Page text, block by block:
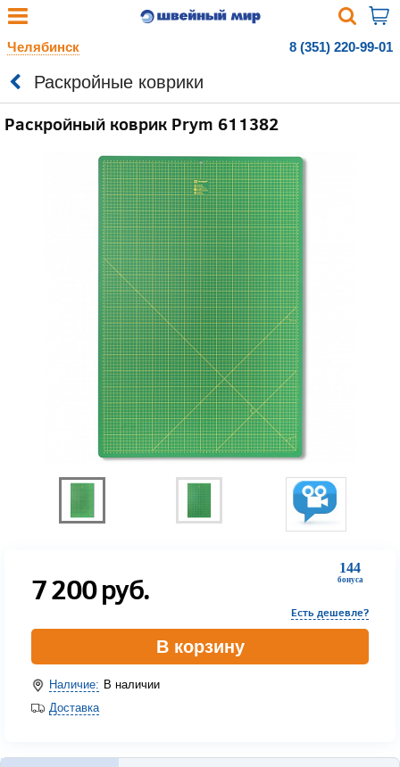
Челябинск 8 (351) 220-99-01
Раскройные коврики
Раскройный коврик Prym 611382
144
бонуса
7 200руб.
Есть дешевле?
В корзину
Наличие: В наличии
Доставка